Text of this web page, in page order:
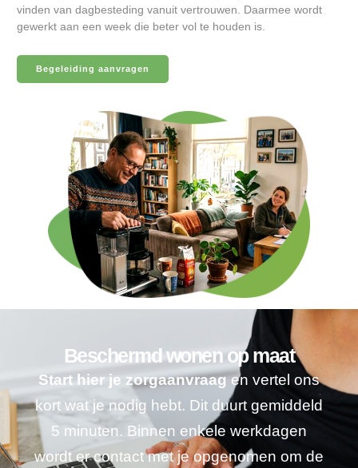
vinden van dagbesteding vanuit vertrouwen. Daarmee wordt
gewerkt aan een week die beter vol te houden is.
Begeleiding aanvragen
Beschermd wonen op maat
Start hier je zorgaanvraagen vertel ons
kort wat je nodig hebt. Dit duurt gemiddeld
5 minuten. Binnen enkele werkdagen
wordt er contact met je opgenomen om de